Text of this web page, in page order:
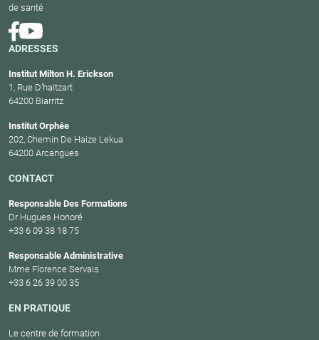
de santé
ADRESSES
Institut Milton H. Erickson
1, Rue D’haitzart
64200 Biarritz
Institut Orphée
202, Chemin De Haize Lekua
64200 Arcangues
CONTACT
Responsable Des Formations
Dr Hugues Honoré
+33 6 09 38 18 75
Responsable Administrative
Mme Florence Servais
+33 6 26 39 00 35
EN PRATIQUE
Le centre de formation